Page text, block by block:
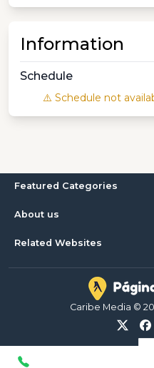
Information
Schedule
⚠️ Schedule not
Featured Categories
About us
Related Websites
Caribe Media ©